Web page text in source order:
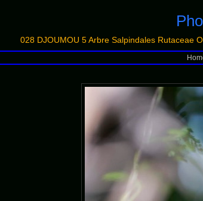
028 DJOUMOU 5 Arbre Salpindales Rutaceae